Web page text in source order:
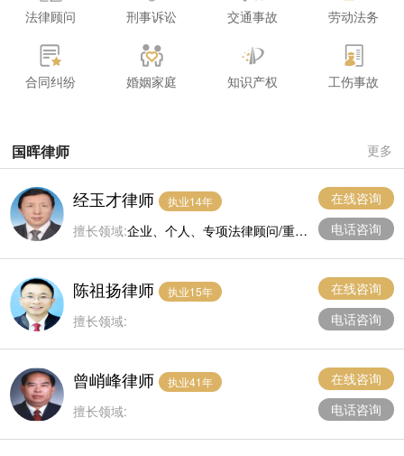
法律顾问 刑事诉讼 交通事故 劳动法务
合同纠纷 婚姻家庭 知识产权 工伤事故
国晖律师 更多
经玉才律师 执业14年
擅长领域:企业、个人、专项法律顾问/重大
在线咨询
电话咨询
陈祖扬律师 执业15年
擅长领域:
在线咨询
电话咨询
曾峭峰律师 执业41年
擅长领域:
在线咨询
电话咨询